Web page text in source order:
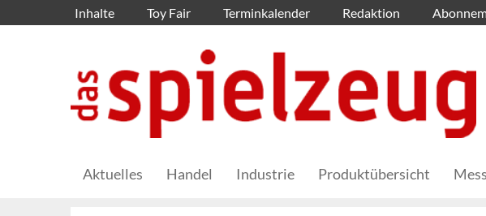
Inhalte Toy Fair Terminkalender Redaktion
Aktuelles Handel Industrie Produktübersicht